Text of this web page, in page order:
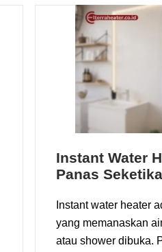
Instant Water
Panas
Instant water heater
yang memanaskan
atau shower dibuka.